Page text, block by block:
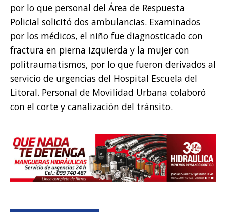
por lo que personal del Área de Respuesta
Policial solicitó dos ambulancias. Examinados
por los médicos, el niño fue diagnosticado con
fractura en pierna izquierda y la mujer con
politraumatismos, por lo que fueron derivados al
servicio de urgencias del Hospital Escuela del
Litoral. Personal de Movilidad Urbana colaboró
con el corte y canalización del tránsito.